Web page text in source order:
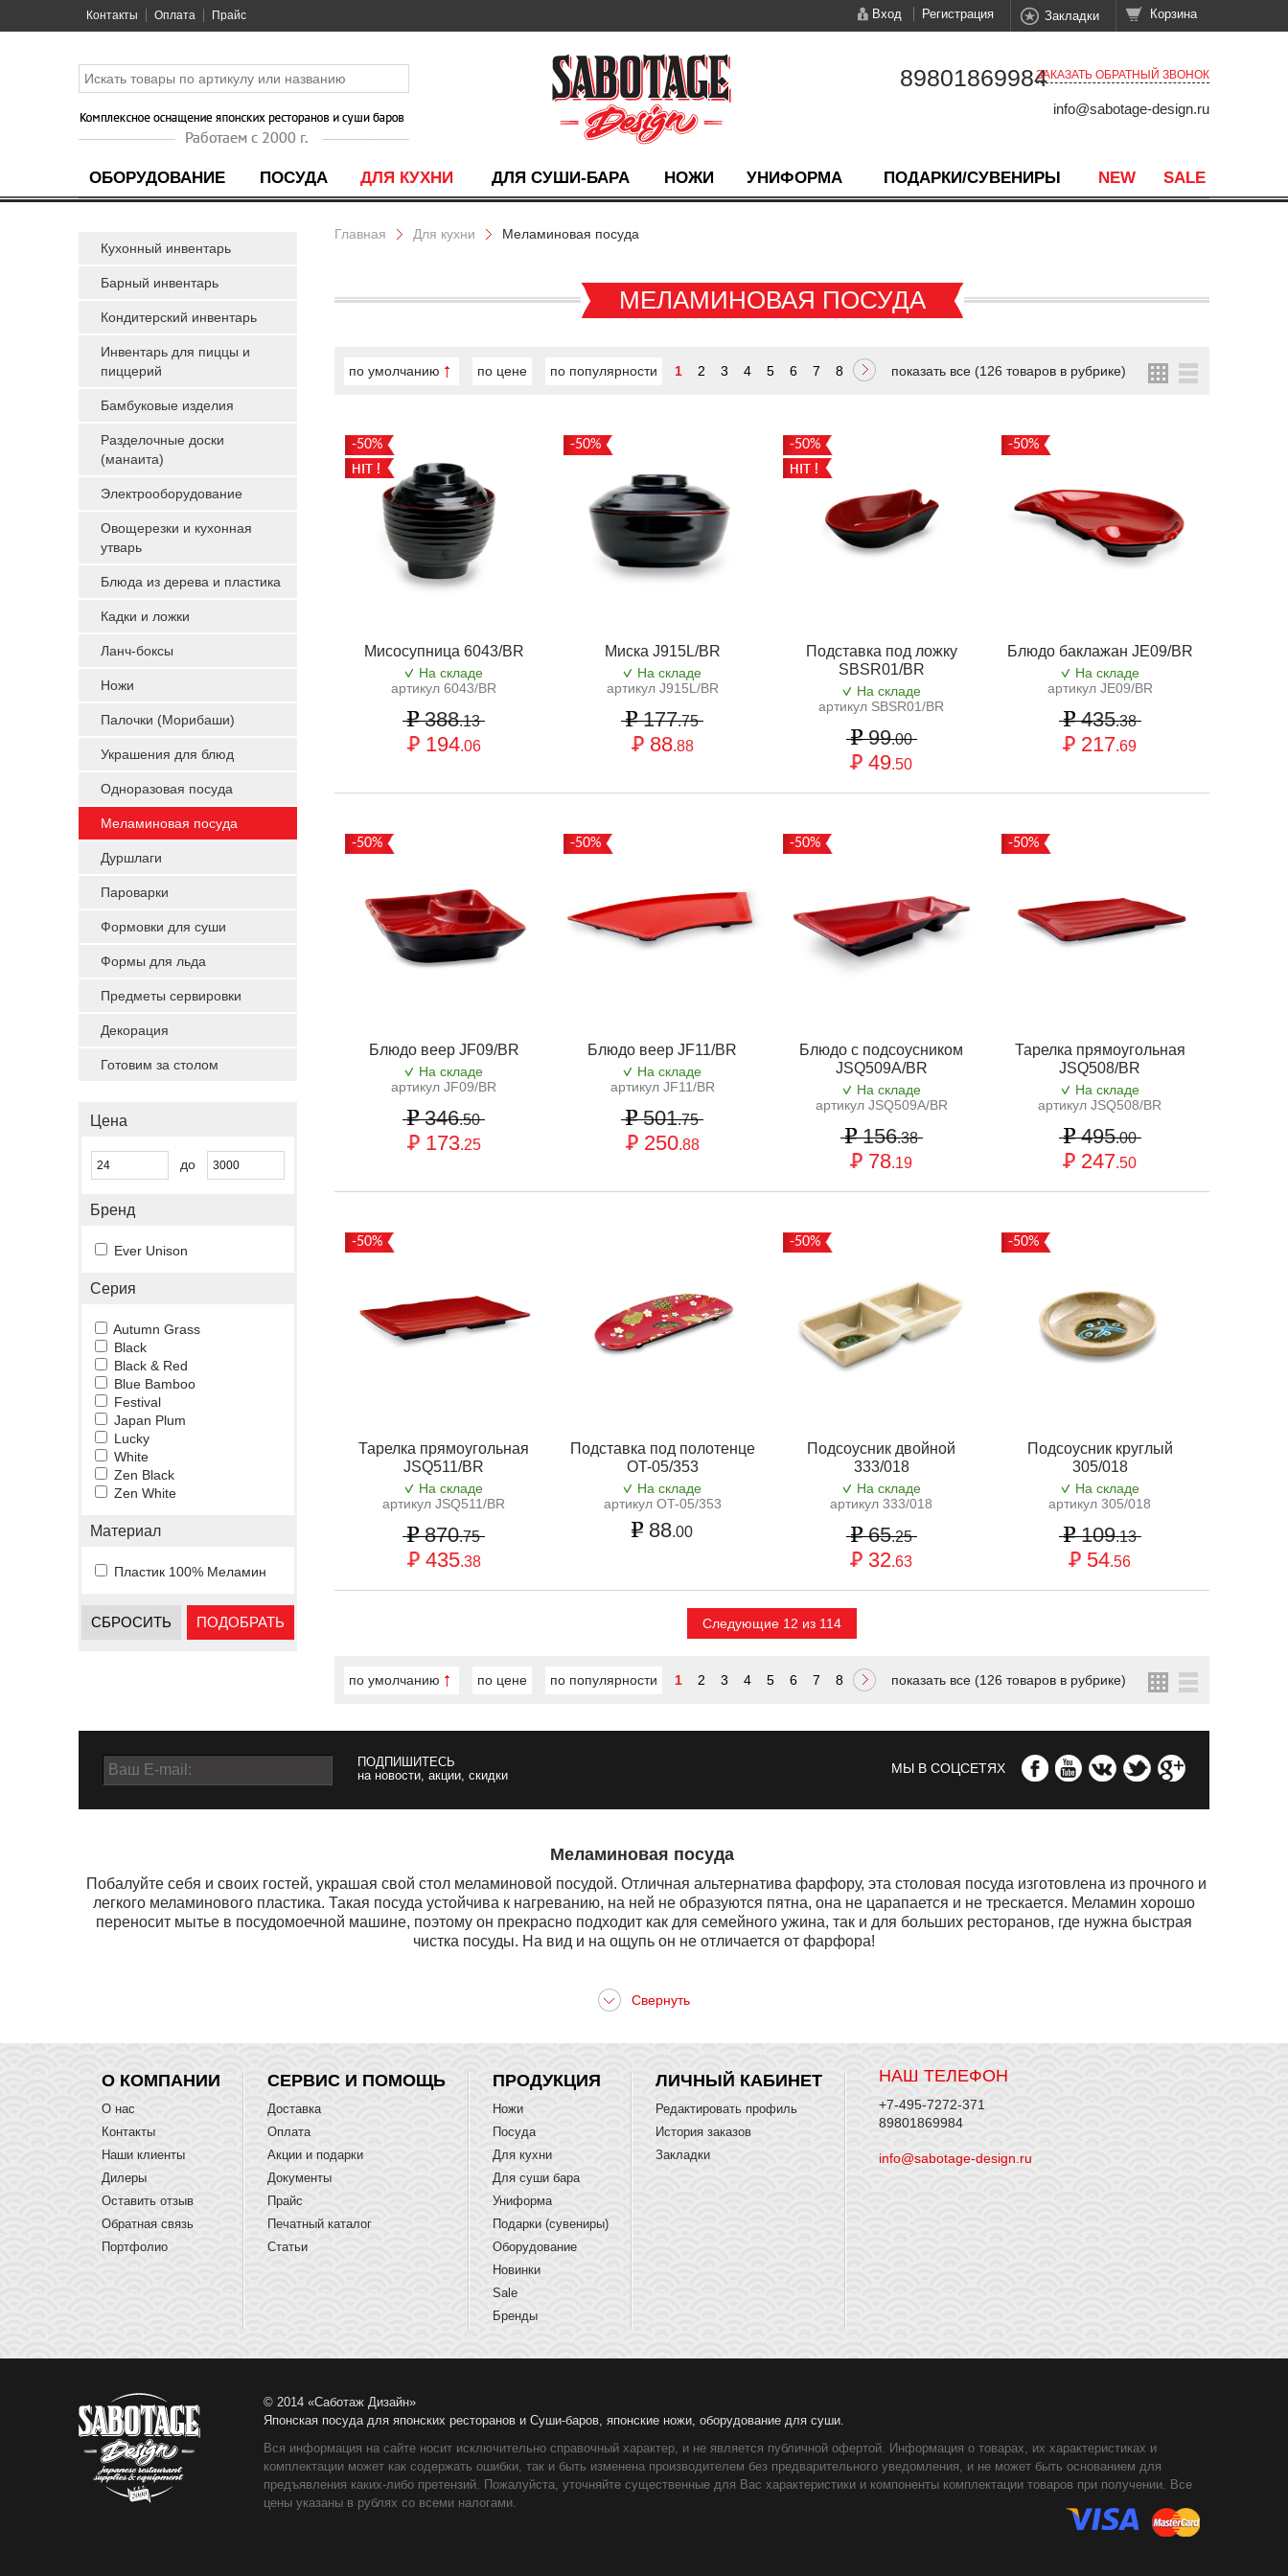
Контакты Оплата Прайс Вход Регистрация Закладки Корзина
ОБОРУДОВАНИЕ ПОСУДА ДЛЯ КУХНИ ДЛЯ СУШИ-БАРА НОЖИ УНИФОРМА ПОДАРКИ/СУВЕНИРЫ NEW SALE
89801869984ЗАКАЗАТЬ ОБРАТНЫЙ ЗВОНОК
info@sabotage-design.ru
Кухонный инвентарь
Барный инвентарь
Кондитерский инвентарь
Инвентарь для пиццы и
пиццерий
Бамбуковые изделия
Разделочные доски
(манаита)
Электрооборудование
Овощерезки и кухонная
утварь
Блюда из дерева и пластика
Кадки и ложки
Ланч-боксы
Ножи
Палочки (Морибаши)
Украшения для блюд
Одноразовая посуда
Меламиновая посуда
Дуршлаги
Пароварки
Формовки для суши
Формы для льда
Предметы сервировки
Декорация
Готовим за столом
Цена
до
Бренд
Ever Unison
Серия
Autumn Grass
Black
Black & Red
Blue Bamboo
Festival
Japan Plum
Lucky
White
Zen Black
Zen White
Материал
Пластик 100% Меламин
СБРОСИТЬ ПОДОБРАТЬ
Главная Для кухни Меламиновая посуда
МЕЛАМИНОВАЯ ПОСУДА
1 2 3 4 5 6 7 8
по умолчанию по цене по популярности показать все (126 товаров в рубрике)
-50%
Мисосупница 6043/BR
На складе
артикул 6043/BR
388.13
194.06
-50%
Миска J915L/BR
На складе
артикул J915L/BR
177.75
88.88
-50%
Подставка под ложку
SBSR01/BR
На складе
артикул SBSR01/BR
99.00
49.50
-50%
Блюдо баклажан JE09/BR
На складе
артикул JE09/BR
435.38
217.69
-50%
Блюдо веер JF09/BR
На складе
артикул JF09/BR
346.50
173.25
-50%
Блюдо веер JF11/BR
На складе
артикул JF11/BR
501.75
250.88
-50%
Блюдо с подсоусником
JSQ509A/BR
На складе
артикул JSQ509A/BR
156.38
78.19
-50%
Тарелка прямоугольная
JSQ508/BR
На складе
артикул JSQ508/BR
495.00
247.50
-50%
Тарелка прямоугольная
JSQ511/BR
На складе
артикул JSQ511/BR
870.75
435.38
Подставка под полотенце
OT-05/353
На складе
артикул OT-05/353
88.00
-50%
Подсоусник двойной
333/018
На складе
артикул 333/018
65.25
32.63
-50%
Подсоусник круглый
305/018
На складе
артикул 305/018
109.13
54.56
Следующие 12 из 114
1 2 3 4 5 6 7 8
по умолчанию по цене по популярности показать все (126 товаров в рубрике)
ПОДПИШИТЕСЬ
на новости, акции, скидки
МЫ В СОЦСЕТЯХ
Меламиновая посуда
Побалуйте себя и своих гостей, украшая свой стол меламиновой посудой. Отличная альтернатива фарфору, эта столовая посуда изготовлена из прочного и
легкого меламинового пластика. Такая посуда устойчива к нагреванию, на ней не образуются пятна, она не царапается и не трескается. Меламин хорошо
переносит мытье в посудомоечной машине, поэтому он прекрасно подходит как для семейного ужина, так и для больших ресторанов, где нужна быстрая
чистка посуды. На вид и на ощупь он не отличается от фарфора!
НАШ ТЕЛЕФОН
+7-495-7272-371
89801869984
info@sabotage-design.ru
О КОМПАНИИ
О нас
Контакты
Наши клиенты
Дилеры
Оставить отзыв
Обратная связь
Портфолио
СЕРВИС И ПОМОЩЬ
Доставка
Оплата
Акции и подарки
Документы
Прайс
Печатный каталог
Статьи
ПРОДУКЦИЯ
Ножи
Посуда
Для кухни
Для суши бара
Униформа
Подарки (сувениры)
Оборудование
Новинки
Sale
Бренды
ЛИЧНЫЙ КАБИНЕТ
Редактировать профиль
История заказов
Закладки
© 2014 «Саботаж Дизайн»
Японская посуда для японских ресторанов и Суши-баров, японские ножи, оборудование для суши.
Вся информация на сайте носит исключительно справочный характер, и не является публичной офертой. Информация о товарах, их характеристиках и
комплектации может как содержать ошибки, так и быть изменена производителем без предварительного уведомления, и не может быть основанием для
предъявления каких-либо претензий. Пожалуйста, уточняйте существенные для Вас характеристики и компоненты комплектации товаров при получении. Все
цены указаны в рублях со всеми налогами.